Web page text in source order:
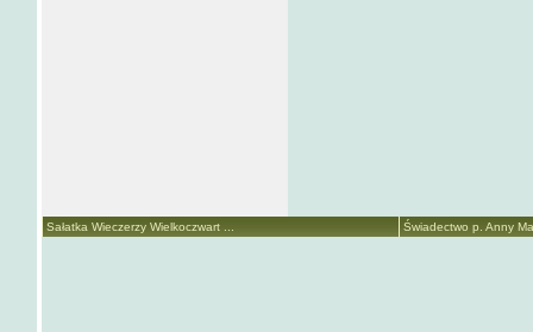
Sałatka Wieczerzy Wielkoczwart ... Świadectwo p. Anny